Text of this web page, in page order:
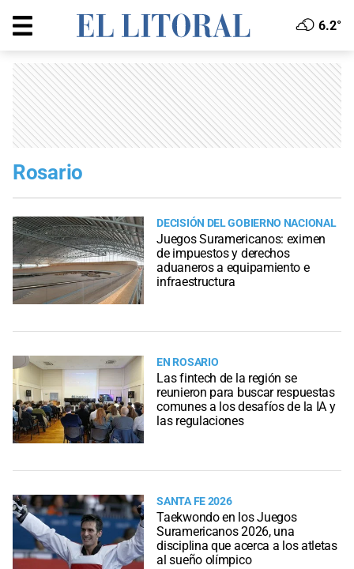
6.2°
Rosario
DECISIÓN DEL GOBIERNO NACIONAL
Juegos Suramericanos: eximen
de impuestos y derechos
aduaneros a equipamiento e
infraestructura
EN ROSARIO
Las fintech de la región se
reunieron para buscar respuestas
comunes a los desafíos de la IA y
las regulaciones
SANTA FE 2026
Taekwondo en los Juegos
Suramericanos 2026, una
disciplina que acerca a los atletas
al sueño olímpico